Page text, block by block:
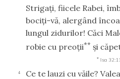
Strigaţi, fiicele Rabei,
bociţi-vă, alergând
lungul zidurilor! Căci
robie cu preoţii** şi
* Isa
4 Ce te lauzi cu văile?